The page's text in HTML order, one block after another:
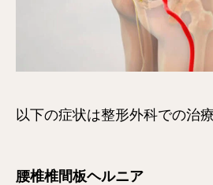
以下の症状は整形外科での治
腰椎椎間板ヘルニア